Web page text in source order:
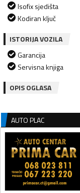
Isofix sjedišta
Kodiran ključ
ISTORIJA VOZILA
Garancija
Servisna knjiga
OPIS OGLASA
AUTO PLAC